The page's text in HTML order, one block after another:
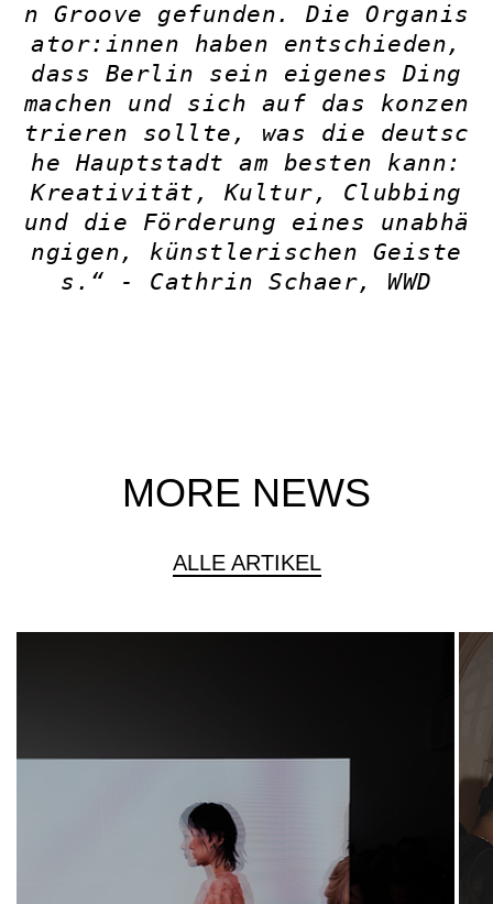
n Groove gefunden. Die Organis
ator:innen haben entschieden,
dass Berlin sein eigenes Ding
machen und sich auf das konzen
trieren sollte, was die deutsc
he Hauptstadt am besten kann:
Kreativität, Kultur, Clubbing
und die Förderung eines unabhä
ngigen, künstlerischen Geiste
s.“ - Cathrin Schaer, WWD
MORE NEWS
ALLE ARTIKEL